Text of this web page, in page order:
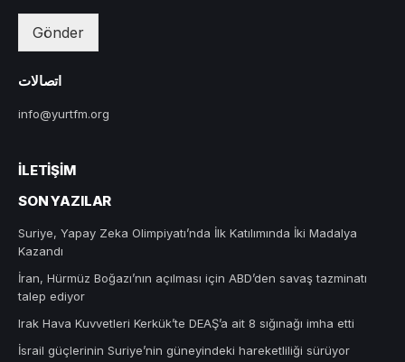
Gönder
اتصالات
info@yurtfm.org
İLETIŞIM
SON YAZILAR
Suriye, Yapay Zeka Olimpiyatı’nda İlk Katılımında İki Madalya
Kazandı
İran, Hürmüz Boğazı’nın açılması için ABD’den savaş tazminatı
talep ediyor
Irak Hava Kuvvetleri Kerkük’te DEAŞ’a ait 8 sığınağı imha etti
İsrail güçlerinin Suriye’nin güneyindeki hareketliliği sürüyor